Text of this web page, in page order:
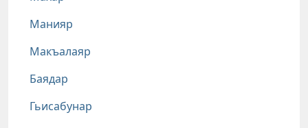
Манияр
Макъалаяр
Баядар
Гьисабунар